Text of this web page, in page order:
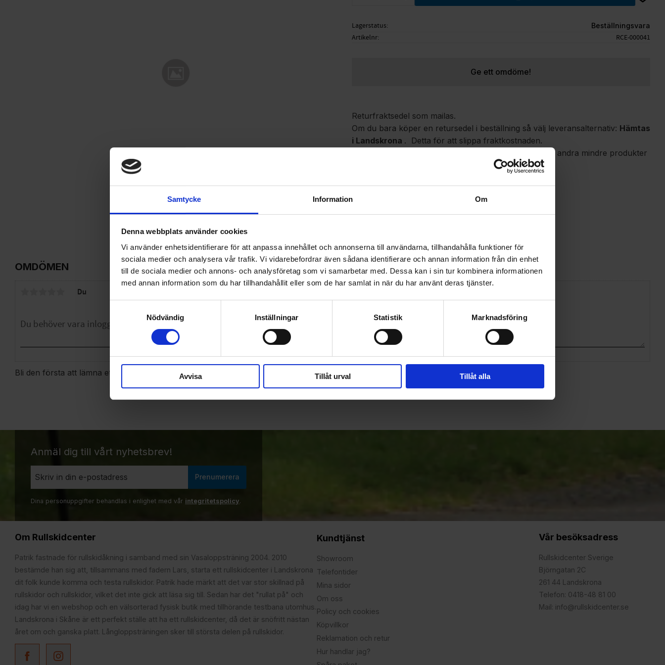
Samtycke Information Om
Denna webbplats använder cookies
Vi använder enhetsidentifierare för att anpassa innehållet och annonserna till användarna, tillhandahålla funktioner för
sociala medier och analysera vår trafik. Vi vidarebefordrar även sådana identifierare och annan information från din enhet
till de sociala medier och annons- och analysföretag som vi samarbetar med. Dessa kan i sin tur kombinera informationen
med annan information som du har tillhandahållit eller som de har samlat in när du har använt deras tjänster.
Nödvändig
Inställningar Statistik Marknadsföring
Avvisa Tillåt urval Tillåt alla
Lagerstatus Beställningsvara
Artikelnr RCE-000041
Ge ett omdöme!
Returfraktsedel som mailas.
Om du bara köper en retursedel i beställning så välj leveransalternativ: Hämtas
i Landskrona . Detta för att slippa fraktkostnaden.
Denna returfraktsedel gäller för rullskidor, pjäxor och andra mindre produkter
med vikter under 3 kg och längder kortare än 130 cm.
OMDÖMEN
Du
Bli den första att lämna ett omdöme.
Anmäl dig till vårt nyhetsbrev!
Prenumerera
Dina personuppgifter behandlas i enlighet med vår integritetspolicy.
Om Rullskidcenter
Patrik fastnade för rullskidåkning i samband med sin Vasaloppsträning 2004. 2010
bestämde han sig att, tillsammans med fadern Lars, starta ett rullskidcenter i Landskrona
dit folk kunde komma och testa rullskidor. Patrik hade märkt att det var stor skillnad på
rullskidor och rullskidor, vilket det inte gick att läsa sig till. Sedan har det "rullat på" och
idag har vi en webshop och en välsorterad fysisk butik med tillhörande testbana utomhus.
Landskrona i Skåne är ett perfekt ställe att ha ett rullskidcenter, då det är snöfritt nästan
året om och ganska platt. Långloppsträningen sker till största delen på rullskidor.
Kundtjänst
Showroom
Telefontider
Mina sidor
Om oss
Policy och cookies
Köpvillkor
Reklamation och retur
Hur handlar jag?
Vår besöksadress
Rullskidcenter Sverige
Björngatan 2C
261 44 Landskrona
Telefon: 0418-48 81 00
Mail: info@rullskidcenter.se